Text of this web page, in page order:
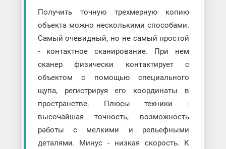
Получить точную трехмерную копию
объекта можно несколькими способами.
Самый очевидный, но не самый простой
- контактное сканирование. При нем
сканер физически контактирует с
объектом с помощью специального
щупа, регистрируя его координаты в
пространстве. Плюсы техники -
высочайшая точность, возможность
работы с мелкими и рельефными
деталями. Минус - низкая скорость. К